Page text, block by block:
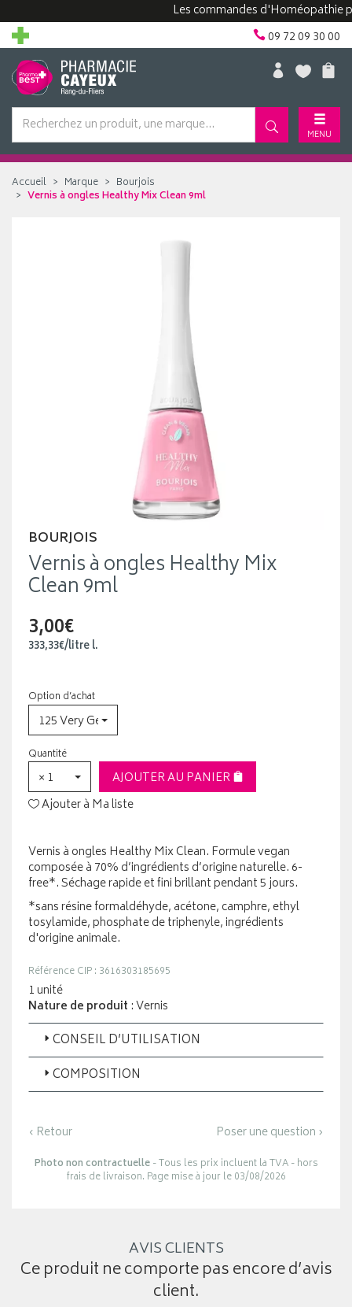
Les commandes d'Homéopathie
09 72 09 30 00
MENU
Accueil Marque
Bourjois
Vernis à ongles Healthy Mix Clean 9ml
BOURJOIS
Vernis à ongles Healthy Mix
Clean 9ml
3,00€
333,33€/litrel.
Option d’achat
125 Very Generose
Quantité
× 1
AJOUTER AU PANIER
Ajouter à Ma liste
Vernis à ongles Healthy Mix Clean. Formule vegan
composée à 70% d’ingrédients d’origine naturelle. 6-
free*. Séchage rapide et fini brillant pendant 5 jours.
*sans résine formaldéhyde, acétone, camphre, ethyl
tosylamide, phosphate de triphenyle, ingrédients
d'origine animale.
Référence CIP : 3616303185695
1 unité
Nature de produit : Vernis
CONSEIL D’UTILISATION
COMPOSITION
‹ Retour Poser une question ›
Photo non contractuelle- Tous les prix incluent la TVA - hors
frais de livraison. Page mise à jour le 03/08/2026
AVIS CLIENTS
Ce produit ne comporte pas encore d’avis
client.